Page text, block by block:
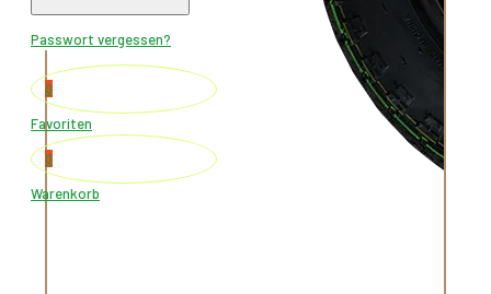
Passwort vergessen?
0
Favoriten
0
Warenkorb